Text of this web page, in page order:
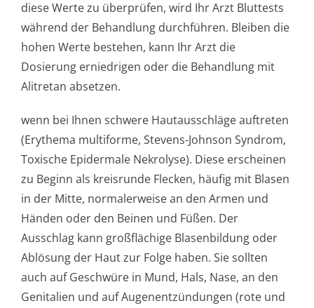
diese Werte zu überprüfen, wird Ihr Arzt Bluttests
während der Behandlung durchführen. Bleiben die
hohen Werte bestehen, kann Ihr Arzt die
Dosierung erniedrigen oder die Behandlung mit
Alitretan absetzen.
wenn bei Ihnen schwere Hautausschläge auftreten
(Erythema multiforme, Stevens-Johnson Syndrom,
Toxische Epidermale Nekrolyse). Diese erscheinen
zu Beginn als kreisrunde Flecken, häufig mit Blasen
in der Mitte, normalerweise an den Armen und
Händen oder den Beinen und Füßen. Der
Ausschlag kann großflächige Blasenbildung oder
Ablösung der Haut zur Folge haben. Sie sollten
auch auf Geschwüre in Mund, Hals, Nase, an den
Genitalien und auf Augenentzündungen (rote und